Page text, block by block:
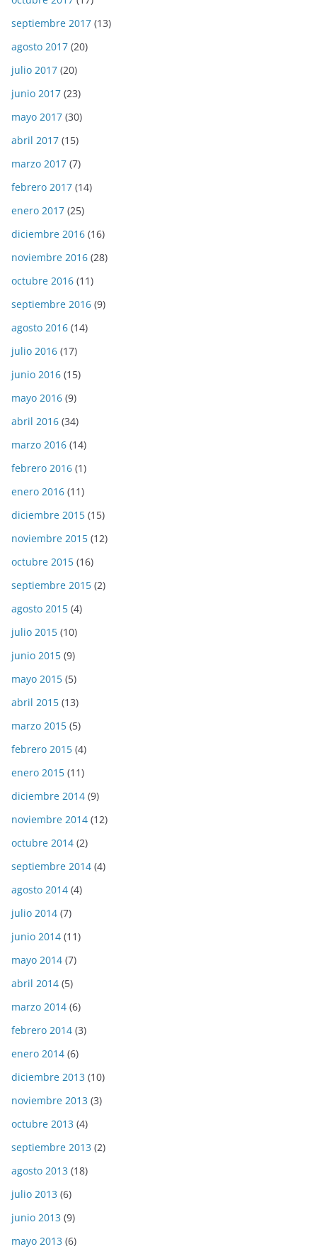
septiembre 2017 (13)
agosto 2017 (20)
julio 2017 (20)
junio 2017 (23)
mayo 2017 (30)
abril 2017 (15)
marzo 2017 (7)
febrero 2017 (14)
enero 2017 (25)
diciembre 2016 (16)
noviembre 2016 (28)
octubre 2016 (11)
septiembre 2016 (9)
agosto 2016 (14)
julio 2016 (17)
junio 2016 (15)
mayo 2016 (9)
abril 2016 (34)
marzo 2016 (14)
febrero 2016 (1)
enero 2016 (11)
diciembre 2015 (15)
noviembre 2015 (12)
octubre 2015 (16)
septiembre 2015 (2)
agosto 2015 (4)
julio 2015 (10)
junio 2015 (9)
mayo 2015 (5)
abril 2015 (13)
marzo 2015 (5)
febrero 2015 (4)
enero 2015 (11)
diciembre 2014 (9)
noviembre 2014 (12)
octubre 2014 (2)
septiembre 2014 (4)
agosto 2014 (4)
julio 2014 (7)
junio 2014 (11)
mayo 2014 (7)
abril 2014 (5)
marzo 2014 (6)
febrero 2014 (3)
enero 2014 (6)
diciembre 2013 (10)
noviembre 2013 (3)
octubre 2013 (4)
septiembre 2013 (2)
agosto 2013 (18)
julio 2013 (6)
junio 2013 (9)
mayo 2013 (6)